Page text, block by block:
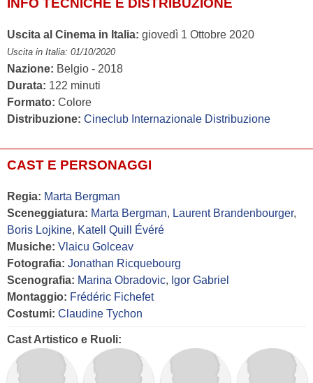
INFO TECNICHE E DISTRIBUZIONE
Uscita al Cinema in Italia: giovedì 1 Ottobre 2020
Uscita in Italia: 01/10/2020
Nazione: Belgio - 2018
Durata: 122 minuti
Formato: Colore
Distribuzione: Cineclub Internazionale Distribuzione
CAST E PERSONAGGI
Regia: Marta Bergman
Sceneggiatura: Marta Bergman, Laurent Brandenbourger,
Boris Lojkine, Katell Quill Évéré
Musiche: Vlaicu Golceav
Fotografia: Jonathan Ricquebourg
Scenografia: Marina Obradovic, Igor Gabriel
Montaggio: Frédéric Fichefet
Costumi: Claudine Tychon
Cast Artistico e Ruoli: